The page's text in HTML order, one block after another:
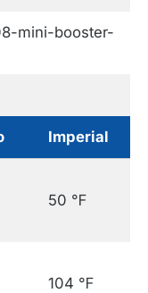
mini-booster-
Imperial
50 ℉
104 ℉